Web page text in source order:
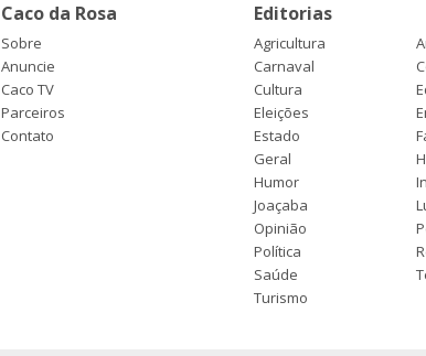
Caco da Rosa
Sobre
Anuncie
Caco TV
Parceiros
Contato
Editorias
Agricultura
Carnaval
Cultura
Eleições
Estado
Geral
Humor
Joaçaba
Opinião
Política
Saúde
Turismo